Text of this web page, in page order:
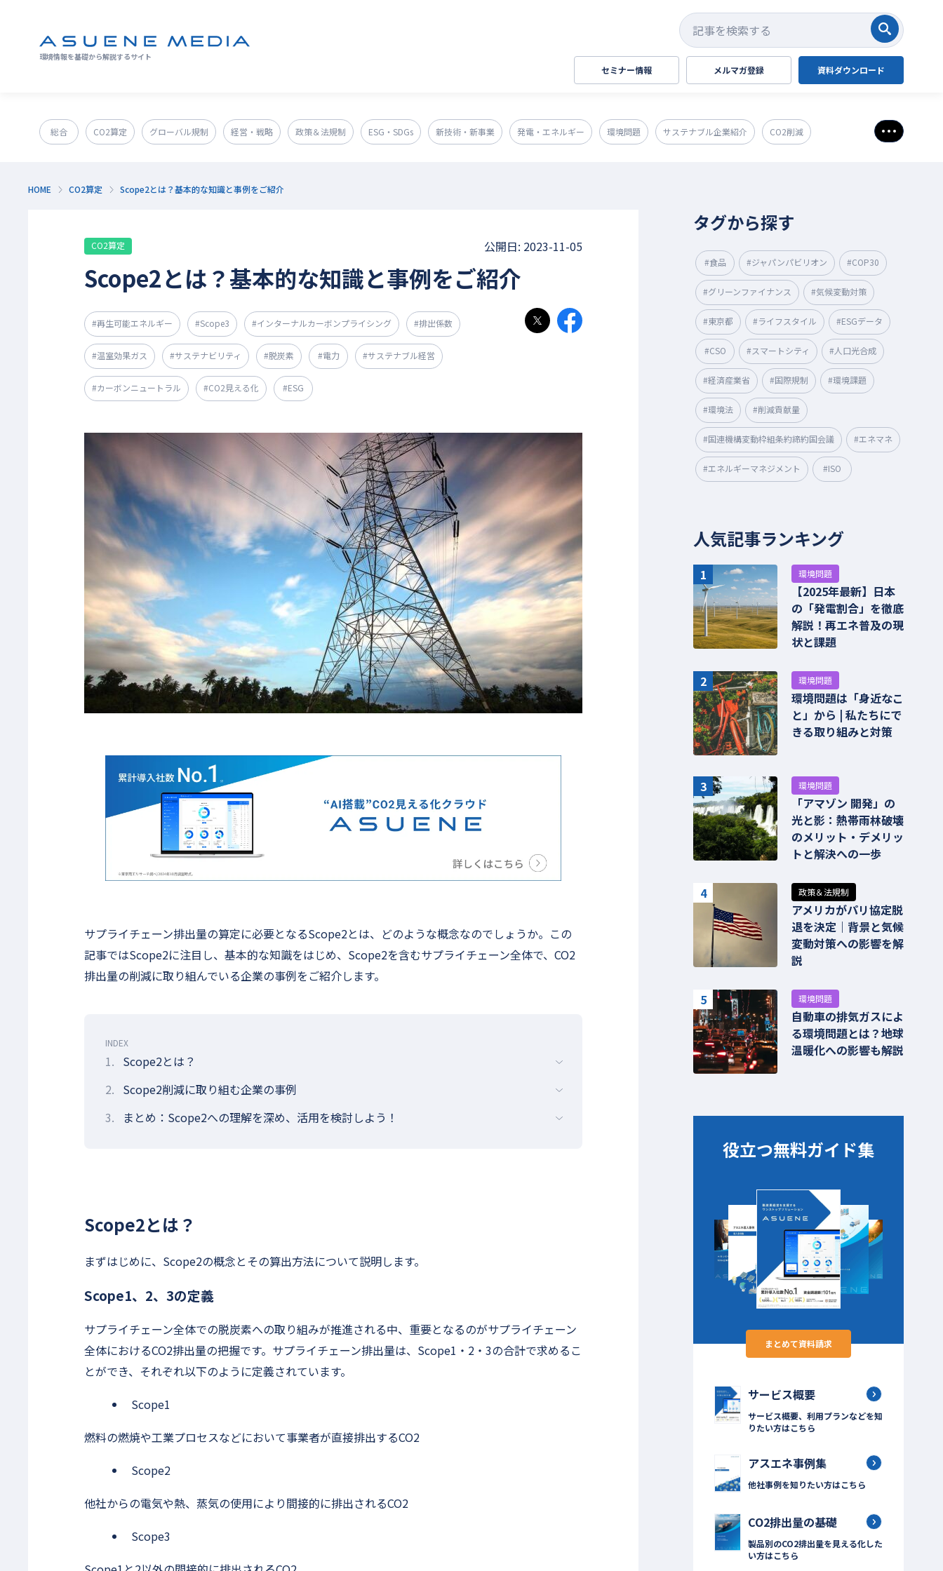
環境情報を基礎から解説するサイト
検索する
セミナー情報 メルマガ登録 資料ダウンロード
総合 CO2算定 グローバル規制 経営・戦略 政策＆法規制 ESG・SDGs 新技術・新事業 発電・エネルギー 環境問題 サステナブル企業紹介 CO2削減
さらに表
HOME CO2算定 Scope2とは？基本的な知識と事例をご紹介
CO2算定 公開日: 2023-11-05
Scope2とは？基本的な知識と事例をご紹介
#再生可能エネルギー #Scope3 #インターナルカーボンプライシング #排出係数
#温室効果ガス #サステナビリティ #脱炭素 #電力 #サステナブル経営
#カーボンニュートラル #CO2見える化 #ESG
サプライチェーン排出量の算定に必要となるScope2とは、どのような概念なのでしょうか。この
記事ではScope2に注目し、基本的な知識をはじめ、Scope2を含むサプライチェーン全体で、CO2
排出量の削減に取り組んでいる企業の事例をご紹介します。
INDEX
1. Scope2とは？
2. Scope2削減に取り組む企業の事例
3.
まとめ：Scope2への理解を深め、活用を検討しよう！
Scope2とは？
まずはじめに、Scope2の概念とその算出方法について説明します。
Scope1、2、3の定義
サプライチェーン全体での脱炭素への取り組みが推進される中、重要となるのがサプライチェーン
全体におけるCO2排出量の把握です。サプライチェーン排出量は、Scope1・2・3の合計で求めるこ
とができ、それぞれ以下のように定義されています。
Scope1
燃料の燃焼や工業プロセスなどにおいて事業者が直接排出するCO2
Scope2
他社からの電気や熱、蒸気の使用により間接的に排出されるCO2
Scope3
タグから探す
#食品 #ジャパンパビリオン #COP30
#グリーンファイナンス #気候変動対策
#東京都 #ライフスタイル #ESGデータ
#CSO #スマートシティ #人口光合成
#経済産業省 #国際規制 #環境課題
#環境法 #削減貢献量
#国連機構変動枠組条約締約国会議 #エネマネ
#エネルギーマネジメント #ISO
人気記事ランキング
1 環境問題
【2025年最新】日本
の「発電割合」を徹底
解説！再エネ普及の現
状と課題
2 環境問題
環境問題は「身近なこ
と」から | 私たちにで
きる取り組みと対策
3 環境問題
「アマゾン 開発」の
光と影：熱帯雨林破壊
のメリット・デメリッ
トと解決への一歩
4 政策＆法規制
アメリカがパリ協定脱
退を決定｜背景と気候
変動対策への影響を解
説
5 環境問題
自動車の排気ガスによ
る環境問題とは？地球
温暖化への影響も解説
役立つ無料ガイド集​​
まとめて資料請求
サービス概要
サービス概要、利用プランなどを知
りたい方はこちら
アスエネ事例集
他社事例を知りたい方はこちら
CO2排出量の基礎
製品別のCO2排出量を見える化した
い方はこちら